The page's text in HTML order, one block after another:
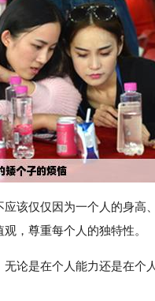
该仅仅因为一个人的身高
，尊重每个人的独特性。
论是在个人能力还是在个